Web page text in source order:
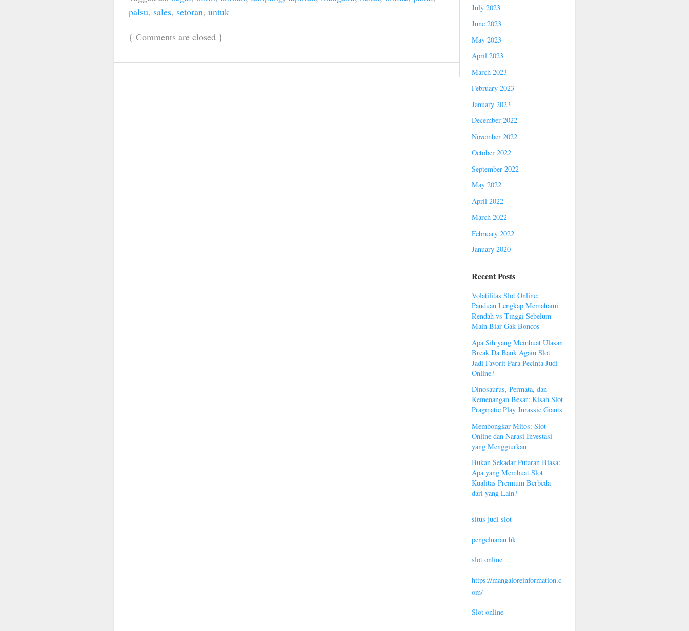
palsu, sales, setoran, untuk
{ Comments are closed}
July 2023
June 2023
May 2023
April 2023
March 2023
February 2023
January 2023
December 2022
November 2022
October 2022
September 2022
May 2022
April 2022
March 2022
February 2022
January 2020
Recent Posts
Volatilitas Slot Online:
Panduan Lengkap Memahami
Rendah vs Tinggi Sebelum
Main Biar Gak Boncos
Apa Sih yang Membuat Ulasan
Break Da Bank Again Slot
Jadi Favorit Para Pecinta Judi
Online?
Dinosaurus, Permata, dan
Kemenangan Besar: Kisah Slot
Pragmatic Play Jurassic Giants
Membongkar Mitos: Slot
Online dan Narasi Investasi
yang Menggiurkan
Bukan Sekadar Putaran Biasa:
Apa yang Membuat Slot
Kualitas Premium Berbeda
dari yang Lain?
situs judi slot
pengeluaran hk
slot online
https://mangaloreinformation.c
om/
Slot online